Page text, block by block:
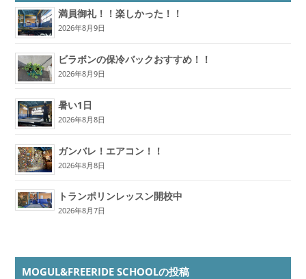
満員御礼！！楽しかった！！
2026年8月9日
ビラボンの保冷バックおすすめ！！
2026年8月9日
暑い1日
2026年8月8日
ガンバレ！エアコン！！
2026年8月8日
トランポリンレッスン開校中
2026年8月7日
MOGUL&FREERIDE SCHOOLの投稿